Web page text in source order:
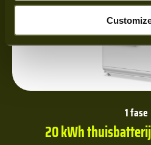
1 fase
20 kWh